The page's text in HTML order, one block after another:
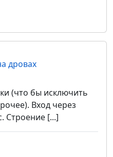
дровах
(что бы исключить
Вход через
Строение [...]